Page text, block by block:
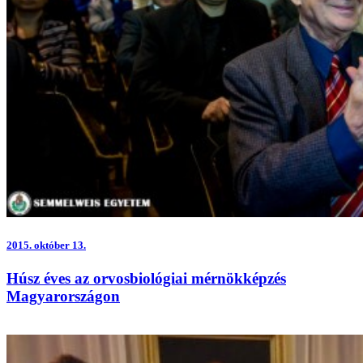
2015. október 13.
Húsz éves az orvosbiológiai mérnökképzés
Magyarországon